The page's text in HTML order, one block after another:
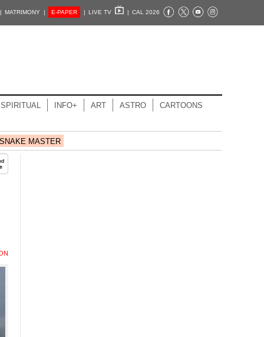
MATRIMONY | E-PAPER | LIVE TV | CAL 2026
SPIRITUAL INFO+ ART ASTRO CARTOONS
MASTER